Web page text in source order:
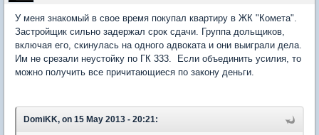
У меня знакомый в свое время покупал квартиру в ЖК "Комета".
Застройщик сильно задержал срок сдачи. Группа дольщиков,
включая его, скинулась на одного адвоката и они выиграли дела.
Им не срезали неустойку по ГК 333. Если объединить усилия, то
можно получить все причитающиеся по закону деньги.
DomiKK, on 15 May 2013 - 20:21: